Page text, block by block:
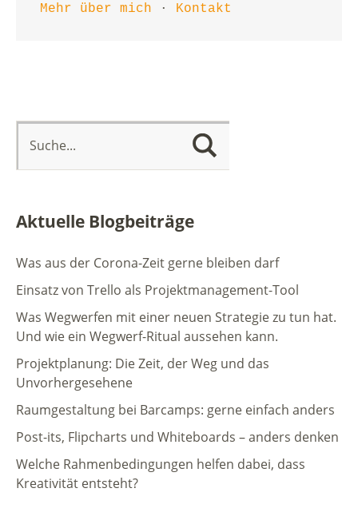
Mehr über mich · Kontakt
Aktuelle Blogbeiträge
Was aus der Corona-Zeit gerne bleiben darf
Einsatz von Trello als Projektmanagement-Tool
Was Wegwerfen mit einer neuen Strategie zu tun hat.
Und wie ein Wegwerf-Ritual aussehen kann.
Projektplanung: Die Zeit, der Weg und das
Unvorhergesehene
Raumgestaltung bei Barcamps: gerne einfach anders
Post-its, Flipcharts und Whiteboards – anders denken
Welche Rahmenbedingungen helfen dabei, dass
Kreativität entsteht?